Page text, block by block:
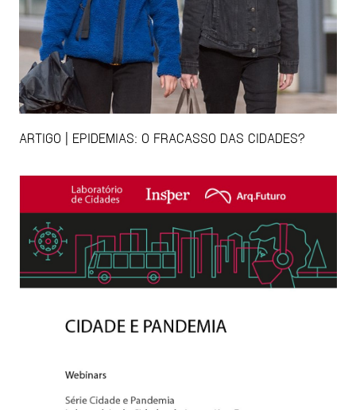
ARTIGO | EPIDEMIAS: O FRACASSO DAS CIDADES?